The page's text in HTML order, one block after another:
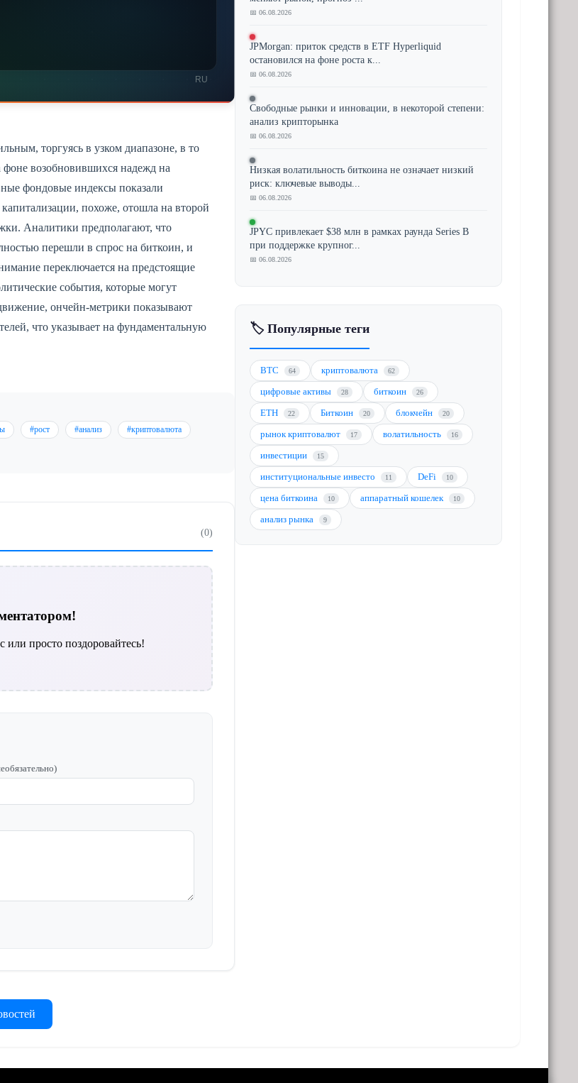
торгуясь в узком диапазоне, в то
возобновившихся надежд на
фондовые индексы показали
похоже, отошла на второй
Аналитики предполагают, что
перешли в спрос на биткоин, и
переключается на предстоящие
события, которые могут
ончейн-метрики показывают
что указывает на фундаментальную
#рост #анализ #криптовалюта
(0)
или просто поздоровайтесь!
📅 06.08.2026
JPMorgan: приток средств в ETF Hyperliquid
остановился на фоне роста к...
📅 06.08.2026
Свободные рынки и инновации, в некоторой степени:
анализ крипторынка
📅 06.08.2026
Низкая волатильность биткоина не означает низкий
риск: ключевые выводы...
📅 06.08.2026
JPYC привлекает $38 млн в рамках раунда Series B
при поддержке крупног...
📅 06.08.2026
🏷️ Популярные теги
BTC 64 криптовалюта 62
цифровые активы 28 биткоин 26
ETH 22 Биткоин 20 блокчейн 20
рынок криптовалют 17 волатильность 16
инвестиции 15
институциональные инвесто 11 DeFi 10
цена биткоина 10 аппаратный кошелек 10
анализ рынка 9